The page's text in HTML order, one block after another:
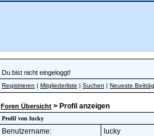
Du bist nicht eingeloggt!
Registrieren | Mitgliederliste | Suchen | Neueste
Foren Übersicht > Profil anzeigen
Profil von lucky
Benutzername:
lucky